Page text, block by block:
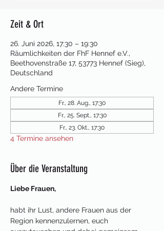
Zeit & Ort
26. Juni 2026, 17:30 – 19:30
Räumlichkeiten der FhF Hennef e.V.,
Beethovenstraße 17, 53773 Hennef (Sieg),
Deutschland
Andere Termine
Fr., 28. Aug., 17:30
Fr., 25. Sept., 17:30
Fr., 23. Okt., 17:30
4 Termine ansehen
Über die Veranstaltung
Liebe Frauen,
habt ihr Lust, andere Frauen aus der
Region kennenzulernen, euch